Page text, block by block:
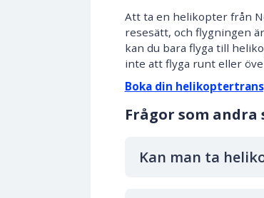
Att ta en helikopter från
resesätt, och flygningen
kan du bara flyga till
inte att flyga runt eller
Boka din
Frågor som
Kan man ta